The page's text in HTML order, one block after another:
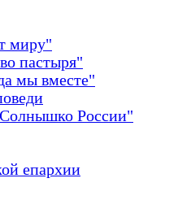
миру"
пастыря"
мы вместе"
России"
епархии